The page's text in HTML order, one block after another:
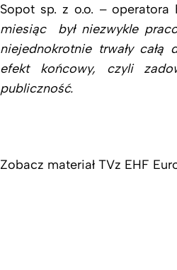
Sopot sp. z o.o. – operatora
miesiąc był niezwykle
niejednokrotnie trwały
efekt końcowy, czyli
publiczność.
Zobacz materiał TVz EHF